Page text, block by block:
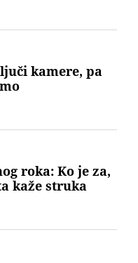
kamere, pa
roka: Ko je za,
kaže struka